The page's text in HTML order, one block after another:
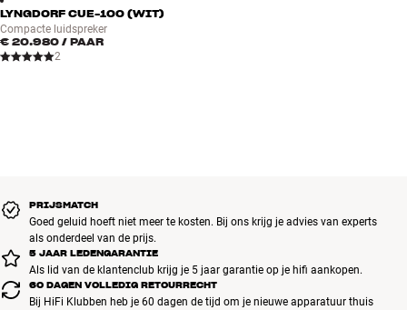
LYNGDORF CUE-100 (WIT)
Compacte luidspreker
€ 20.980 / PAAR
2
PRIJSMATCH
Goed geluid hoeft niet meer te kosten. Bij ons krijg je advies van experts
als onderdeel van de prijs.
5 JAAR LEDENGARANTIE
Als lid van de klantenclub krijg je 5 jaar garantie op je hifi aankopen.
60 DAGEN VOLLEDIG RETOURRECHT
Bij HiFi Klubben heb je 60 dagen de tijd om je nieuwe apparatuur thuis